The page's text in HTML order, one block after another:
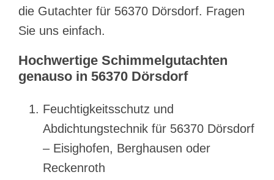
die Gutachter für 56370 Dörsdorf. Fragen
Sie uns einfach.
Hochwertige Schimmelgutachten
genauso in 56370 Dörsdorf
Feuchtigkeitsschutz und
Abdichtungstechnik für 56370 Dörsdorf
– Eisighofen, Berghausen oder
Reckenroth